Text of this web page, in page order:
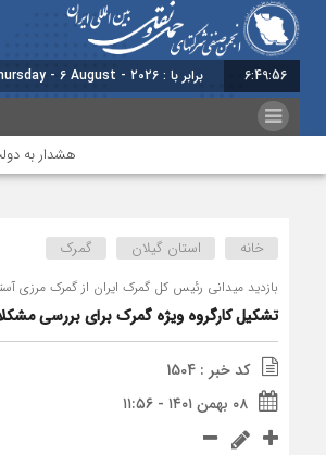
6:49:56 برابر با : Thursday - 6 August - 2026
هشدار به
خانه استان گیلان گمرک
بازدید میدانی رئیس کل گمرک ایران از گمرک مرزی
تشکیل کارگروه ویژه گمرک برای بررسی
کد خبر : 1504
۰۸ بهمن ۱۴۰۱ - ۱۱:۵۶